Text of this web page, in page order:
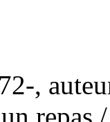
,
repas